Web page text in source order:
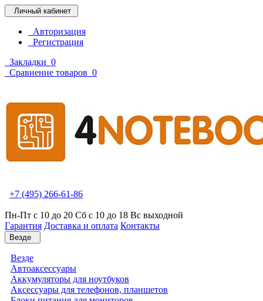
Личный кабинет
Авторизация
Регистрация
Закладки 0
Сравнение товаров 0
+7 (495) 266-61-86
Пн-Пт с 10 до 20 Сб с 10 до 18 Вс выходной
Гарантия Доставка и оплата Контакты
Везде
Везде
Автоаксессуары
Аккумуляторы для ноутбуков
Аксессуары для телефонов, планшетов